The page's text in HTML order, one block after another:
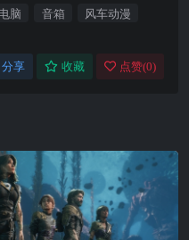
电脑 音箱
风车动漫
分享 收藏 点赞(0)